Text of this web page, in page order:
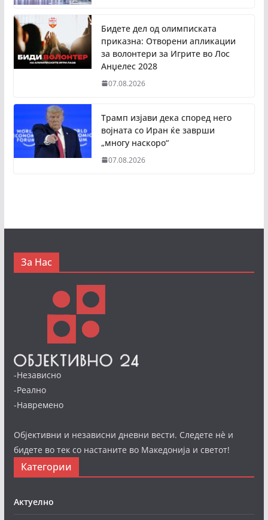
Бидете дел од олимписката
приказна: Отворени апликации
за волонтери за Игрите во Лос
Анџелес 2028
07.08.2026
Трамп изјави дека според него
војната со Иран ќе заврши
„многу наскоро“
07.08.2026
За Нас
-Независно
-Реално
-Навремено
Објективни и независни дневни вести. Следете нè и
бидете во тек со настаните во Македонија и светот!
Категории
Актуелно